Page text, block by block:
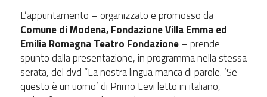
L’appuntamento – organizzato e promosso da
Comune di Modena, Fondazione Villa Emma ed
Emilia Romagna Teatro Fondazione– prende
spunto dalla presentazione, in programma nella stessa
serata, del dvd “La nostra lingua manca di parole. ‘Se
questo è un uomo’ di Primo Levi letto in italiano,